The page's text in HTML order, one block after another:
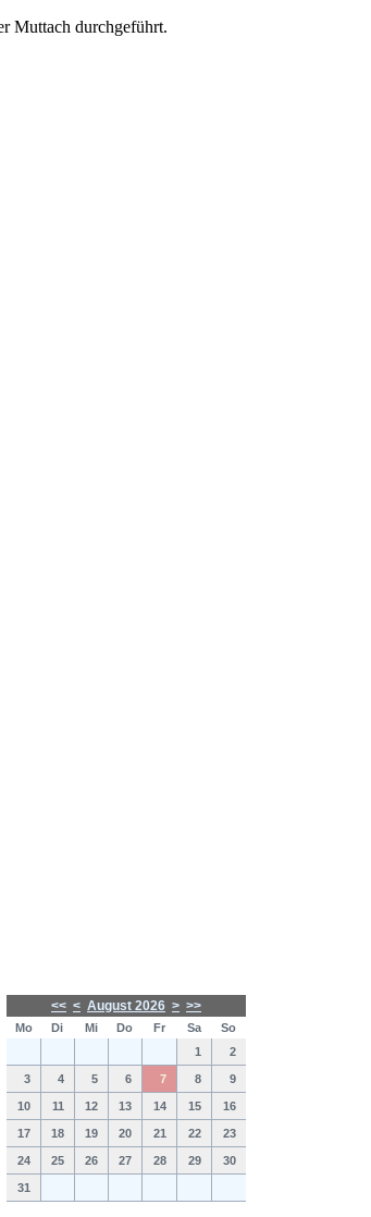
Muttach durchgeführt.
<< < August 2026 > >>
Mo Di Mi Do Fr Sa
So
1
2
3 4 5 6 7 8 9
10 11 12 13 14 15 16
17 18 19 20 21 22 23
24 25 26 27 28 29 30
31